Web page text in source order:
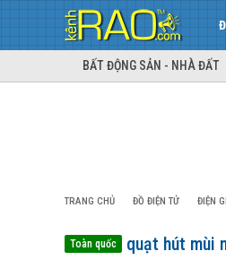
BẤT ĐỘNG SẢN - NHÀ ĐẤT
TRANG CHỦ ĐỒ ĐIỆN TỬ ĐIỆN
Toàn quốc quạt hút mùi